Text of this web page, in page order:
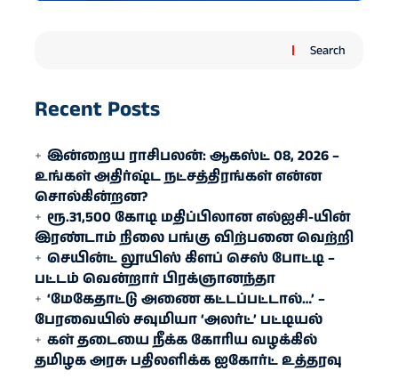
Search
Recent Posts
இன்றைய ராசிபலன்: ஆகஸ்ட் 08, 2026 –
உங்கள் அதிர்ஷ்ட நட்சத்திரங்கள் என்ன
சொல்கின்றன?
ரூ.31,500 கோடி மதிப்பிலான எல்ஐசி-​யின்
இரண்​டாம் நிலை பங்கு விற்பனை வெற்றி
செயின்ட் லூயிஸ் கிளப் செஸ் போட்டி –
பட்டம் வென்றார் பிரக்ஞானந்தா
‘மேகேதாட்டு அணை கட்டப்பட்டால்…’ –
பேரவையில் சவுமியா ‘அலர்ட்’ பட்டியல்
கள் தடையை நீக்க கோரிய வழக்கில்
தமிழக அரசு பதிலளிக்க ஐகோர்ட் உத்தரவு